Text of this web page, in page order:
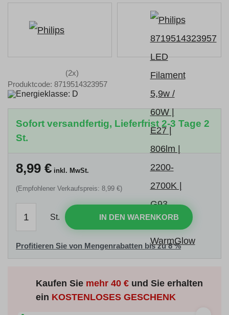
(2x)
Produktcode: 8719514323957
Sofort versandfertig, Lieferfrist 2-3 Tage 2
St.
8,99 € inkl. MwSt.
(Empfohlener Verkaufspreis: 8,99 €)
St. IN DEN WARENKORB
Profitieren Sie von Mengenrabatten bis zu 8 %
Kaufen Sie mehr40 €und Sie erhalten
ein KOSTENLOSES GESCHENK